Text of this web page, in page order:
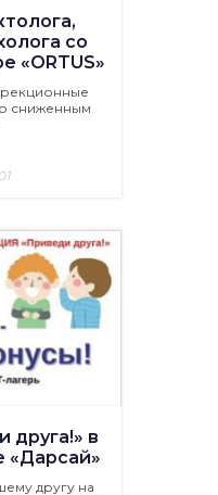
со
«ORTUS»
сниженным
друга!» в
«Дарсай»
другу на